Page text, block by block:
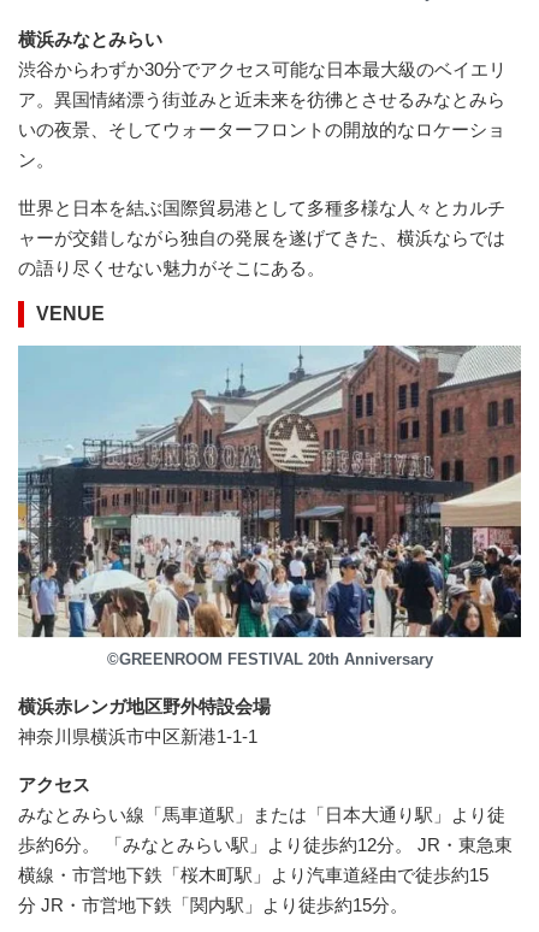
横浜みなとみらい
渋谷からわずか30分でアクセス可能な日本最大級のベイエリ
ア。異国情緒漂う街並みと近未来を彷彿とさせるみなとみら
いの夜景、そしてウォーターフロントの開放的なロケーショ
ン。
世界と日本を結ぶ国際貿易港として多種多様な人々とカルチ
ャーが交錯しながら独自の発展を遂げてきた、横浜ならでは
の語り尽くせない魅力がそこにある。
VENUE
©GREENROOM FESTIVAL 20th Anniversary
横浜赤レンガ地区野外特設会場
神奈川県横浜市中区新港1-1-1
アクセス
みなとみらい線「馬車道駅」または「日本大通り駅」より徒
歩約6分。 「みなとみらい駅」より徒歩約12分。 JR・東急東
横線・市営地下鉄「桜木町駅」より汽車道経由で徒歩約15
分 JR・市営地下鉄「関内駅」より徒歩約15分。